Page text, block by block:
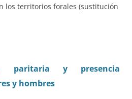
los territorios forales (sustitución
paritaria
y presencia
y hombres